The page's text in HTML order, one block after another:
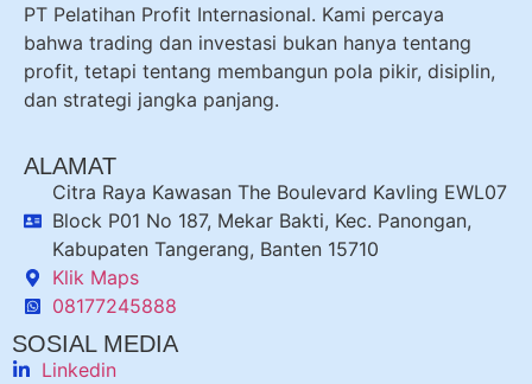
PT Pelatihan Profit Internasional. Kami percaya
bahwa trading dan investasi bukan hanya tentang
profit, tetapi tentang membangun pola pikir, disiplin,
dan strategi jangka panjang.
ALAMAT
Citra Raya Kawasan The Boulevard Kavling EWL07
Block P01 No 187, Mekar Bakti, Kec. Panongan,
Kabupaten Tangerang, Banten 15710
Klik Maps
08177245888
SOSIAL MEDIA
Linkedin